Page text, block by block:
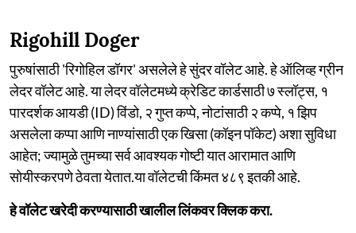
Rigohill Doger
पुरुषांसाठी 'रिगोहिल डॉगर' असलेले हे सुंदर वॉलेट आहे. हे ऑलिव्ह ग्रीन
लेदर वॉलेट आहे. या लेदर वॉलेटमध्ये क्रेडिट कार्डसाठी ७ स्लॉट्स, १
पारदर्शक आयडी (ID) विंडो, २ गुप्त कप्पे, नोटांसाठी २ कप्पे, १ झिप
असलेला कप्पा आणि नाण्यांसाठी एक खिसा (कॉइन पॉकेट) अशा सुविधा
आहेत; ज्यामुळे तुमच्या सर्व आवश्यक गोष्टी यात आरामात आणि
सोयीस्करपणे ठेवता येतात.या वॉलेटची किंमत ४८९ इतकी आहे.
हे वॉलेट खरेदी करण्यासाठी खालील लिंकवर क्लिक करा.